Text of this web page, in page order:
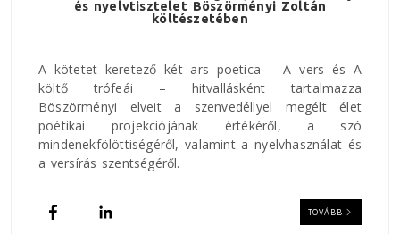
és nyelvtisztelet Böszörményi Zoltán
költészetében
A kötetet keretező két ars poetica – A vers és A
költő trófeái – hitvallásként tartalmazza
Böszörményi elveit a szenvedéllyel megélt élet
poétikai projekciójának értékéről, a szó
mindenekfölöttiségéről, valamint a nyelvhasználat és
a versírás szentségéről.
TOVÁBB